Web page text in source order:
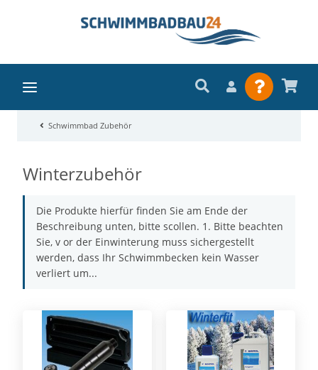
Schwimmbad Zubehör
Winterzubehör
Die Produkte hierfür finden Sie am Ende der
Beschreibung unten, bitte scollen. 1. Bitte beachten
Sie, v or der Einwinterung muss sichergestellt
werden, dass Ihr Schwimmbecken kein Wasser
verliert um...